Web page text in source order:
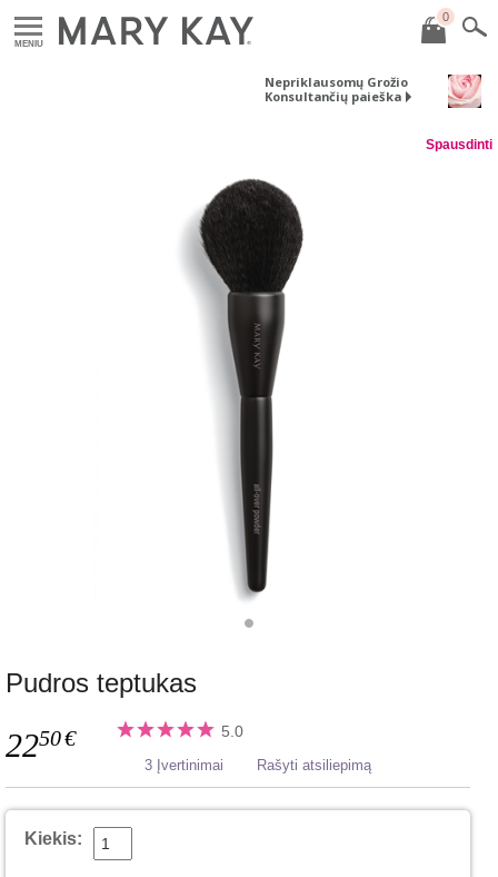
MENIU
0
Nepriklausomų Grožio
Konsultančių paieška
Spausdinti
Pudros teptukas
2250€ 5.0
3 Įvertinimai Rašyti atsiliepimą
Kiekis: